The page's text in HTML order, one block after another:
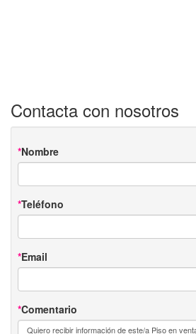
Contacta con nosotros
Nombre
Teléfono
Email
Comentario